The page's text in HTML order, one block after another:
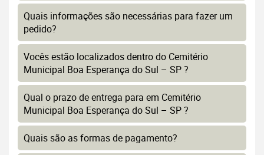
Quais informações são necessárias para fazer um
pedido?
Vocês estão localizados dentro do Cemitério
Municipal Boa Esperança do Sul – SP ?
Qual o prazo de entrega para em Cemitério
Municipal Boa Esperança do Sul – SP ?
Quais são as formas de pagamento?